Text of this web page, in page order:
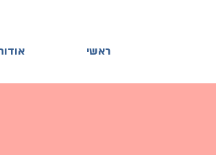
ראשי